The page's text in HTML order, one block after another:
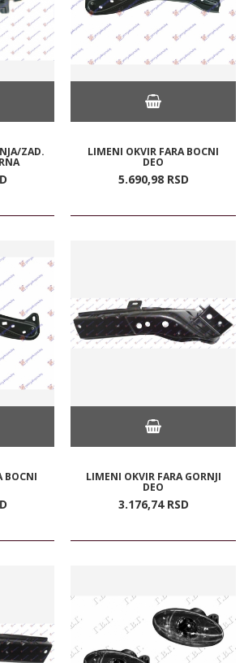
ZAD. LIMENI OKVIR FARA BOCNI
DEO
5.690,98 RSD
BOCNI LIMENI OKVIR FARA GORNJI
DEO
3.176,74 RSD